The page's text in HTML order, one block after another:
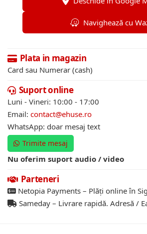
Navighează cu
Plata in magazin
Card sau Numerar (cash)
Suport online
Luni - Vineri: 10:00 - 17:00
Email: contact@ehuse.ro
WhatsApp: doar mesaj text
Trimite mesaj
Nu oferim suport audio / video
Parteneri
Netopia Payments – Plăți online în
Sameday – Livrare rapidă. Adresă /